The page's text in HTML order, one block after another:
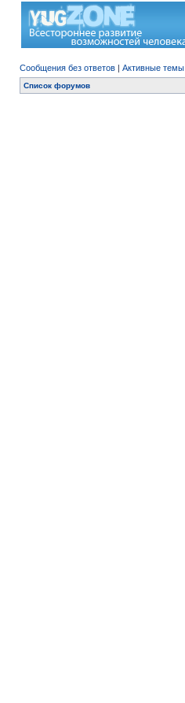
Сообщения без ответов | Активные темы
Список форумов